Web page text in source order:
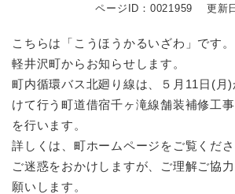
ページID：0021959 更新
こちらは「こうほうかるいざわ」です。
軽井沢町からお知らせします。
町内循環バス北廻り線は、５月11日(月
けて行う町道借宿千ヶ滝線舗装補修工
を行います。
詳しくは、町ホームページをご覧くださ
ご迷惑をおかけしますが、ご理解ご協
願いします。